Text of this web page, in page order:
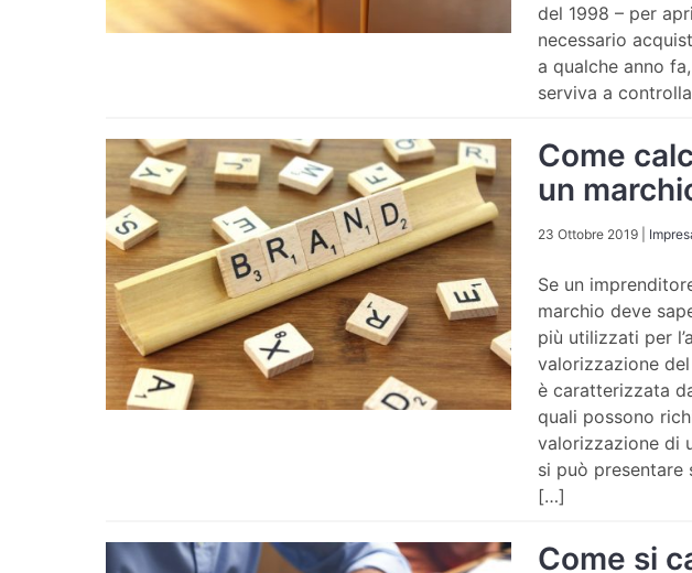
del 1998 – per
necessario
a qualche anno
serviva a
Come
un
23 Ottobre 2019
Se un
marchio deve
più utilizzati per
valorizzazione
è caratterizzata
quali possono
valorizzazione di
si può presentare
[…]
Come si